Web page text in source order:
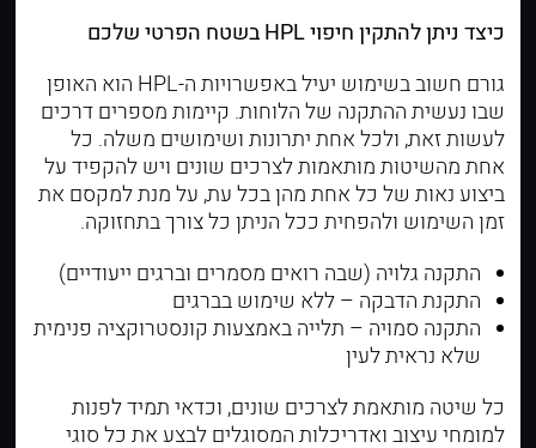
כיצד ניתן להתקין חיפוי HPL בשטח הפרטי שלכם
גורם חשוב בשימוש יעיל באפשרויות ה-HPL הוא האופן
שבו נעשית ההתקנה של הלוחות. קיימות מספרים דרכים
לעשות זאת, ולכל אחת יתרונות ושימושים משלה. כל
אחת מהשיטות מותאמות לצרכים שונים ויש להקפיד על
ביצוע נאות של כל אחת מהן בכל עת, על מנת למקסם את
זמן השימוש ולהפחית ככל הניתן כל צורך בתחזוקה.
התקנה גלויה (שבה רואים מסמרים וברגים ייעודיים)
התקנת הדבקה – ללא שימוש בברגים
התקנה סמויה – תלייה באמצעות קונסטרוקציה פנימית
שלא נראית לעין
כל שיטה מותאמת לצרכים שונים, וכדאי תמיד לפנות
למומחי עיצוב ואדריכלות המסוגלים לבצע את כל סוגי